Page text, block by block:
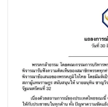
Good health & Well-being
Green Innovation & SD
Management & HR
MGR Live
Infographic
การเมือง